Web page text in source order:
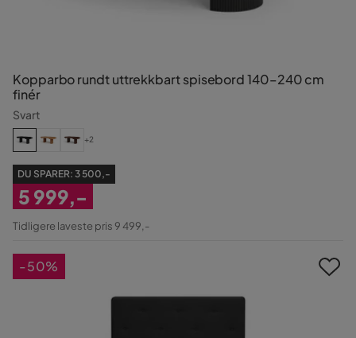
Kopparbo rundt uttrekkbart spisebord 140–240 cm
finér
Svart
+2
DU SPARER: 3 500,-
Nedsatt
5 999,-
Tidligere laveste pris 9 499,-
-50%